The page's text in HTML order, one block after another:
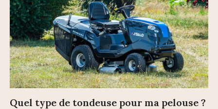
Quel type de tondeuse pour ma pelouse ?